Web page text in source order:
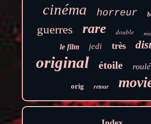
cinéma horreur
guerres rare double
le film jedi très
original étoile roulé
orig retour